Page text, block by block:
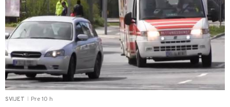
SVIJET Pre 10 h